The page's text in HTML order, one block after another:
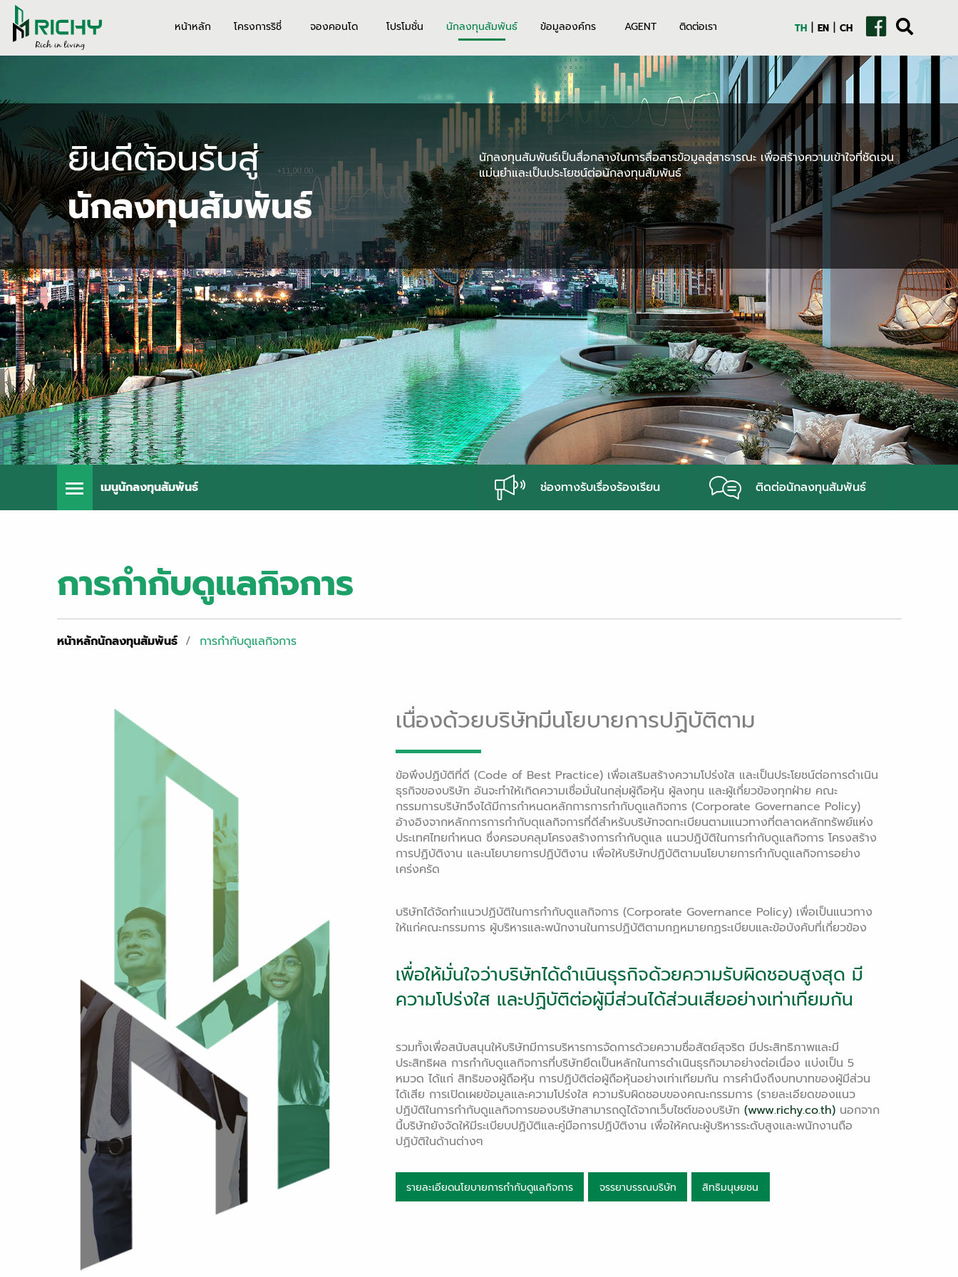
หน้าหลัก โครงการริชี่ จองคอนโด โปรโมชั่น นักลงทุนสัมพันธ์ ข้อมูลองค์กร AGENT ติดต่อเรา TH | EN | CH
ยินดีต้อนรับสู่
นักลงทุนสัมพันธ์
นักลงทุนสัมพันธ์เป็นสื่อกลางในการสื่อสารข้อมูลสู่สาธารณะ เพื่อสร้างความเข้าใจที่ชัดเจน
แม่นยำและเป็นประโยชน์ต่อนักลงทุนสัมพันธ์
เมนูนักลงทุนสัมพันธ์ ช่องทางรับเรื่องร้องเรียน ติดต่อนักลงทุนสัมพันธ์
การกำกับดูแลกิจการ
หน้าหลักนักลงทุนสัมพันธ์ / การกำกับดูแลกิจการ
เนื่องด้วยบริษัทมีนโยบายการปฏิบัติตาม
ข้อพึงปฏิบัติที่ดี (Code of Best Practice) เพื่อเสริมสร้างความโปร่งใส และเป็นประโยชน์ต่อการดำเนิน
ธุรกิจของบริษัท อันจะทำให้เกิดความเชื่อมั่นในกลุ่มผู้ถือหุ้น ผู้ลงทุน และผู้เกี่ยวข้องทุกฝ่าย คณะ
กรรมการบริษัทจึงได้มีการกำหนดหลักการการกำกับดูแลกิจการ (Corporate Governance Policy)
อ้างอิงจากหลักการการกำกับดุแลกิจการที่ดีสำหรับบริษัทจดทะเบียนตามแนวทางที่ตลาดหลักทรัพย์แห่ง
ประเทศไทยกำหนด ซึ่งครอบคลุมโครงสร้างการกำกับดูแล แนวปฎิบัติในการกำกับดูแลกิจการ โครงสร้าง
การปฏิบัติงาน และนโยบายการปฏิบัติงาน เพื่อให้บริษัทปฏิบัติตามนโยบายการกำกับดูแลกิจการอย่าง
เคร่งครัด
บริษัทได้จัดทำแนวปฏิบัติในการกำกับดูแลกิจการ (Corporate Governance Policy) เพื่อเป็นแนวทาง
ให้แก่คณะกรรมการ ผู้บริหารและพนักงานในการปฏิบัติตามกฏหมายกฏระเบียบและข้อบังคับที่เกี่ยวข้อง
เพื่อให้มั่นใจว่าบริษัทได้ดำเนินธุรกิจด้วยความรับผิดชอบสูงสุด มี
ความโปร่งใส และปฏิบัติต่อผู้มีส่วนได้ส่วนเสียอย่างเท่าเทียมกัน
รวมทั้งเพื่อสนับสนุนให้บริษัทมีการบริหารการจัดการด้วยความซื่อสัตย์สุจริต มีประสิทธิภาพและมี
ประสิทธิผล การกำกับดูแลกิจการที่บริษัทยึดเป็นหลักในการดำเนินธุรกิจมาอย่างต่อเนื่อง แบ่งเป็น 5
หมวด ได้แก่ สิทธิของผู้ถือหุ้น การปฏิบัติต่อผู้ถือหุ้นอย่างเท่าเทียมกัน การคำนึงถึงบทบาทของผู้มีส่วน
ได้เสีย การเปิดเผยข้อมูลและความโปร่งใส ความรับผิดชอบของคณะกรรมการ (รายละเอียดของแนว
ปฏิบัติในการกำกับดูแลกิจการของบริษัทสามารถดูได้จากเว็บไซต์ของบริษัท (www.richy.co.th)นอกจาก
นี้บริษัทยังจัดให้มีระเบียบปฏิบัติและคู่มือการปฏิบัติงาน เพื่อให้คณะผู้บริหารระดับสูงและพนักงานถือ
ปฏิบัติในด้านต่างๆ
รายละเอียดนโยบายการกำกับดูแลกิจการ จรรยาบรรณบริษัท สิทธิมนุษยชน